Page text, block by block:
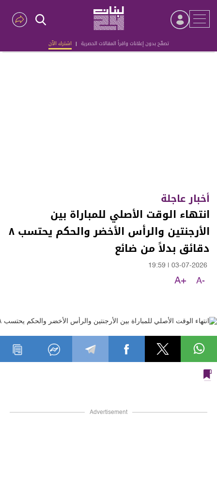
تصفّح بدون إعلانات واقرأ المقالات الحصرية | اشترك الآن
Advertisement
أخبار عاجلة
انتهاء الوقت الأصلي للمباراة بين
الأرجنتين والرأس الأخضر والحكم يحتسب ٨
دقائق بدلاً من ضائع
03-07-2026
19:59
A-
A+
Advertisement